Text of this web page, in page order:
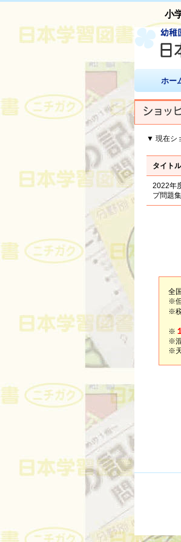
小
ホー
▼ 現在シ
タイトル
2022年
プ問題集
全
※
※
※
※
※